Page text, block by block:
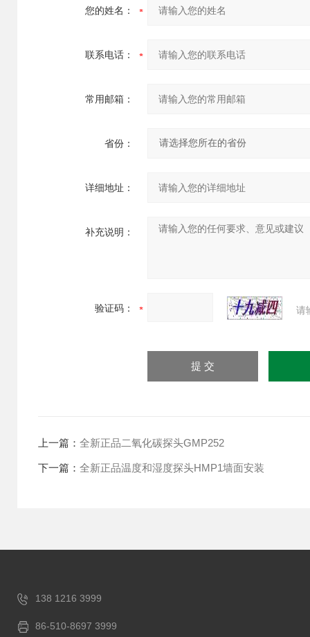
您的姓名：
联系电话：
常用邮箱：
省份：
详细地址：
补充说明：
验证码： 请
上一篇： 全新正品二氧化碳探头GMP252
下一篇： 全新正品温度和湿度探头HMP1墙面安装
138 1216 3999
86-510-8697 3999